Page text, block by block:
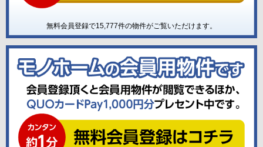
無料会員登録で15,777件の物件がご覧いただけます。